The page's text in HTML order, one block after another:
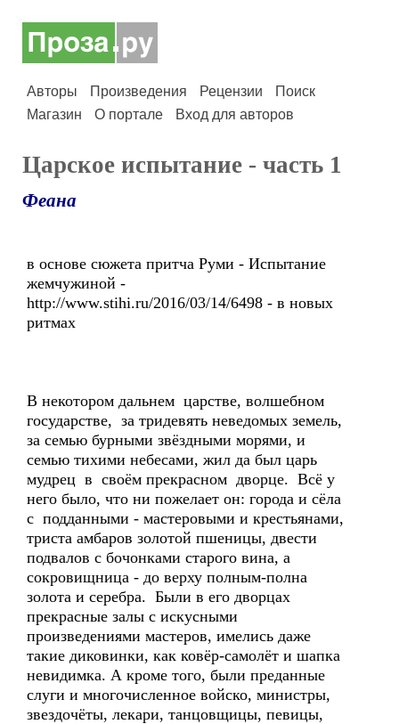
Авторы Произведения Рецензии
Поиск
Магазин
О портале Вход для авторов
Царское испытание - часть 1
Феана
в основе сюжета притча Руми - Испытание
жемчужиной -
http://www.stihi.ru/2016/03/14/6498 - в новых
ритмах
В некотором дальнем царстве, волшебном
государстве, за тридевять неведомых земель,
за семью бурными звёздными морями, и
семью тихими небесами, жил да был царь
мудрец в своём прекрасном дворце. Всё у
него было, что ни пожелает он: города и сёла
с подданными - мастеровыми и крестьянами,
триста амбаров золотой пшеницы, двести
подвалов с бочонками старого вина, а
сокровищница - до верху полным-полна
золота и серебра. Были в его дворцах
прекрасные залы с искусными
произведениями мастеров, имелись даже
такие диковинки, как ковёр-самолёт и шапка
невидимка. А кроме того, были преданные
слуги и многочисленное войско, министры,
звездочёты, лекари, танцовщицы, певицы,